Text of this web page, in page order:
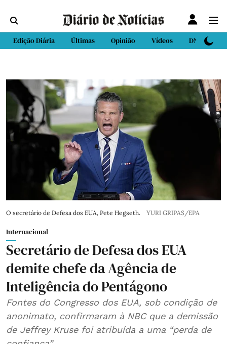
Edição Diária Últimas Opinião Vídeos DN Sport
O secretário de Defesa dos EUA, Pete Hegseth. YURI GRIPAS/EPA
Internacional
Secretário de Defesa dos EUA
demite chefe da Agência de
Inteligência do Pentágono
Fontes do Congresso dos EUA, sob condição de
anonimato, confirmaram à NBC que a demissão
de Jeffrey Kruse foi atribuída a uma “perda de